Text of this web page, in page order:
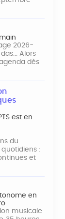
2026-
Alors
dès
est en
du
:
et
en
musicale